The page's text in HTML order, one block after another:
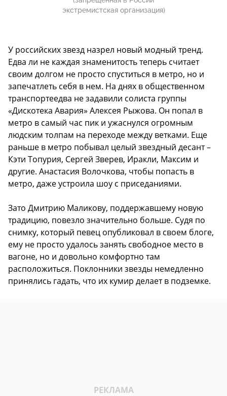
экстремистская организация)
У российских звезд назрел новый модный тренд.
Едва ли не каждая знаменитость теперь считает
своим долгом не просто спуститься в метро, но и
запечатлеть себя в нем. На днях в общественном
транспортеедва не задавили солиста группы
«Дискотека Авария» Алексея Рыжова. Он попал в
метро в самый час пик и ужаснулся огромным
людским толпам на переходе между ветками. Еще
раньше в метро побывал целый звездный десант –
Кэти Топурия, Сергей Зверев, Иракли, Максим и
другие. Анастасия Волочкова, чтобы попасть в
метро, даже устроила шоу с приседаниями.
Зато Дмитрию Маликову, поддержавшему новую
традицию, повезло значительно больше. Судя по
снимку, который певец опубликовал в своем блоге,
ему не просто удалось занять свободное место в
вагоне, но и довольно комфортно там
расположиться. Поклонники звезды немедленно
принялись гадать, что их кумир делает в подземке.